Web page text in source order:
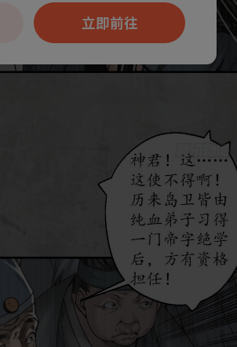
立即前往